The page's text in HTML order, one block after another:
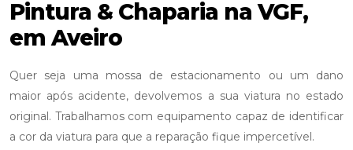
Pintura & Chaparia na VGF,
em Aveiro
Quer seja uma mossa de estacionamento ou um dano
maior após acidente, devolvemos a sua viatura no estado
original. Trabalhamos com equipamento capaz de identificar
a cor da viatura para que a reparação fique impercetível.